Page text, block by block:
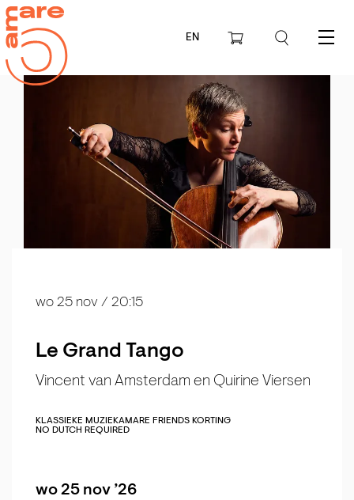
EN Menu
Le Grand Tango
Vincent van Amsterdam en Quirine Viersen
wo 25 nov / 20:15
KLASSIEKE MUZIEKAMARE FRIENDS KORTING
NO DUTCH REQUIRED
wo 25 nov ’26